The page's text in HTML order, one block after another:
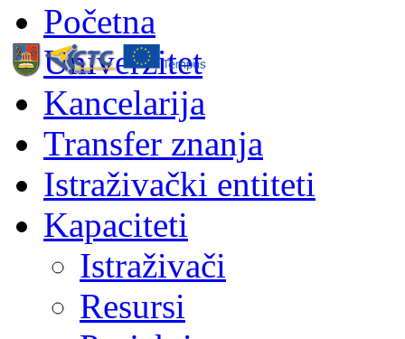
Početna
Univerzitet
Kancelarija
Transfer znanja
Istraživački entiteti
Kapaciteti
Istraživači
Resursi